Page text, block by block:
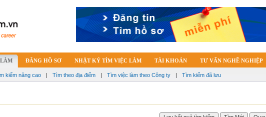
ĐĂNG HỒ SƠ NHẬT KÝ TÌM VIỆC LÀM TÀI KHOẢN TƯ VẤN NGHỀ NGHIỆP
kiếm nâng cao | Tìm theo địa điểm | Tìm việc làm theo Công ty | Tìm kiếm đã lưu